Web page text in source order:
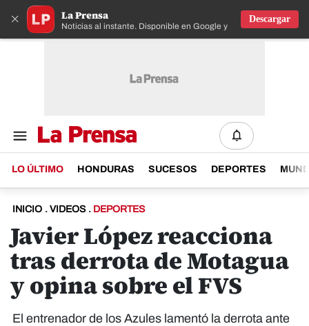
× La Prensa
Noticias al instante. Disponible en Google y IOS
Descargar
LO ÚLTIMO HONDURAS SUCESOS DEPORTES
INICIO . VIDEOS . DEPORTES
Javier López reacciona
tras derrota de Motagua
y opina sobre el FVS
El entrenador de los Azules lamentó la derrota ante